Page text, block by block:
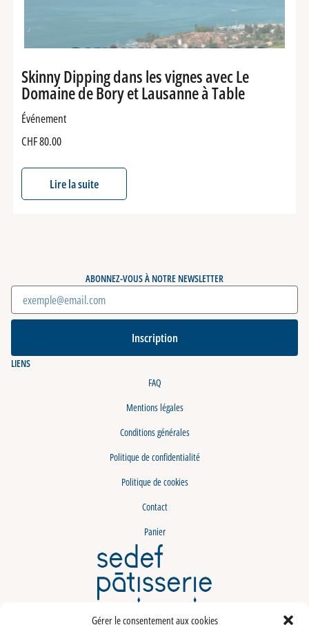
Gérer le consentement aux cookies
Skinny Dipping dans les vignes avec Le
Domaine de Bory et Lausanne à Table
Événement
CHF80.00
Lire la suite
LIENS
FAQ
Mentions légales
Conditions générales
Politique de confidentialité
Politique de cookies
Contact
Panier
ABONNEZ-VOUS À NOTRE NEWSLETTER
Inscription